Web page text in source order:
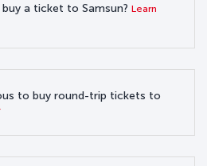
a ticket to Samsun? Learn
to buy round-trip tickets to